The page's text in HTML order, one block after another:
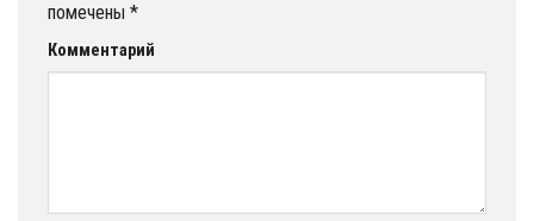
помечены *
Комментарий